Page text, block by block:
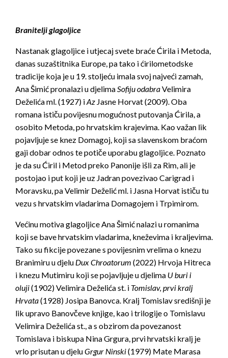
Branitelji glagoljice
Nastanak glagoljice i utjecaj svete braće Ćirila i Metoda,
danas suzaštitnika Europe, pa tako i ćirilometodske
tradicije koja je u 19. stoljeću imala svoj najveći zamah,
Ana Šimić pronalazi u djelimaSofiju odabraVelimira
Deželića ml. (1927) iAz Jasne Horvat (2009). Oba
romana ističu povijesnu mogućnost putovanja Ćirila, a
osobito Metoda, po hrvatskim krajevima. Kao važan lik
pojavljuje se knez Domagoj, koji sa slavenskom braćom
gaji dobar odnos te potiče uporabu glagoljice. Poznato
je da su Ćiril i Metod preko Panonije išli za Rim, ali je
postojao i put koji je uz Jadran povezivao Carigrad i
Moravsku, pa Velimir Deželić ml. i Jasna Horvat ističu tu
vezu s hrvatskim vladarima Domagojem i Trpimirom.
Većinu motiva glagoljice Ana Šimić nalazi u romanima
koji se bave hrvatskim vladarima, kneževima i kraljevima.
Tako su fikcije povezane s povijesnim vrelima o knezu
Branimiru u djelu Dux Chroatorum (2022) Hrvoja Hitreca
i knezu Mutimiru koji se pojavljuje u djelima U buri i
oluji(1902) Velimira Deželića st. i Tomislav, prvi kralj
Hrvata(1928) Josipa Banovca. Kralj Tomislav središnji je
lik upravo Banovčeve knjige, kao i trilogije o Tomislavu
Velimira Deželića st., a s obzirom da povezanost
Tomislava i biskupa Nina Grgura, prvi hrvatski kralj je
vrlo prisutan u djeluGrgur Ninski(1979) Mate Marasa